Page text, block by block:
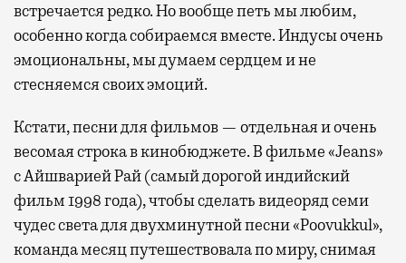
встречается редко. Но вообще петь мы любим,
особенно когда собираемся вместе. Индусы очень
эмоциональны, мы думаем сердцем и не
стесняемся своих эмоций.
Кстати, песни для фильмов — отдельная и очень
весомая строка в кинобюджете. В фильме «Jeans»
с Айшварией Рай (самый дорогой индийский
фильм 1998 года), чтобы сделать видеоряд семи
чудес света для двухминутной песни «Poovukkul»,
команда месяц путешествовала по миру, снимая